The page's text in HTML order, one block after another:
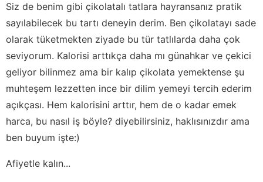
Siz de benim gibi çikolatalı tatlara hayransanız pratik
sayılabilecek bu tartı deneyin derim. Ben çikolatayı sade
olarak tüketmekten ziyade bu tür tatlılarda daha çok
seviyorum. Kalorisi arttıkça daha mı günahkar ve çekici
geliyor bilinmez ama bir kalıp çikolata yemektense şu
muhteşem lezzetten ince bir dilim yemeyi tercih ederim
açıkçası. Hem kalorisini arttır, hem de o kadar emek
harca, bu nasıl iş böyle? diyebilirsiniz, haklısınızdır ama
ben buyum işte:)
Afiyetle kalın...